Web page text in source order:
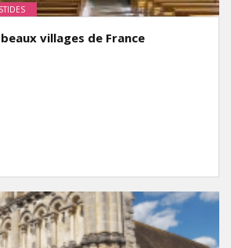
villages de France